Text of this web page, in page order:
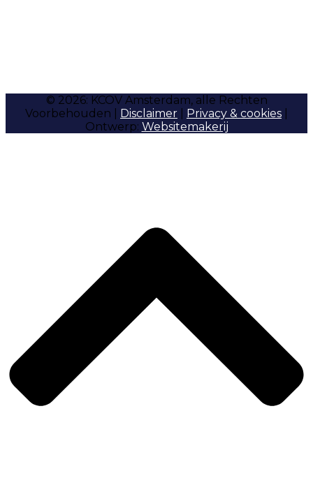
© 2026: KCOV Amsterdam, alle Rechten
Voorbehouden |
Disclaimer Privacy & cookies
Ontwerp: Websitemakerij